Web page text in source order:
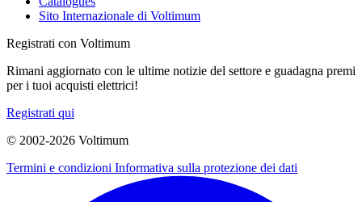
Sito Internazionale di Voltimum
Registrati con Voltimum
Rimani aggiornato con le ultime notizie del settore e guadagna premi
per i tuoi acquisti elettrici!
Registrati qui
© 2002-2026 Voltimum
Termini e condizioni Informativa sulla protezione dei dati